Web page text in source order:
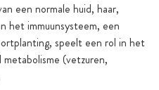
een normale huid, haar,
het immuunsysteem, een
speelt een rol in het
metabolisme (vetzuren,